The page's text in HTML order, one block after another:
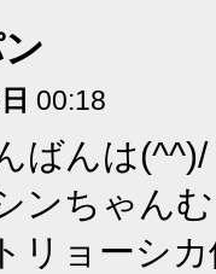
00:18
ばんは(^^)/
ンちゃん
リョーシ